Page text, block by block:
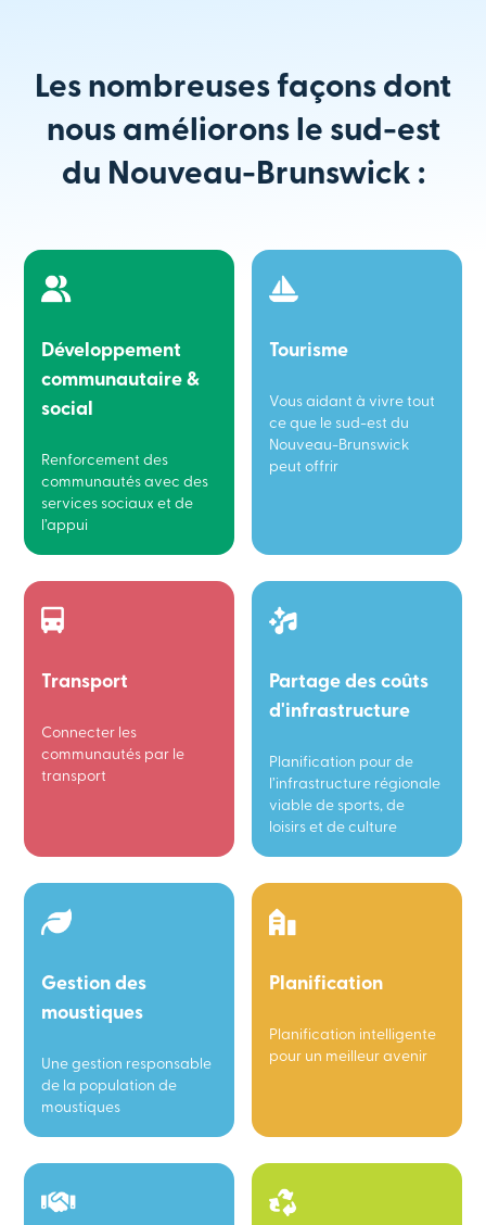
Les nombreuses façons dont
nous améliorons le sud-est
du Nouveau-Brunswick :
Développement
communautaire &
social
Renforcement des
communautés avec des
services sociaux et de
l’appui
Tourisme
Vous aidant à vivre tout
ce que le sud-est du
Nouveau-Brunswick
peut offrir
Transport
Connecter les
communautés par le
transport
Partage des coûts
d'infrastructure
Planification pour de
l’infrastructure régionale
viable de sports, de
loisirs et de culture
Gestion des
moustiques
Une gestion responsable
de la population de
moustiques
Planification
Planification intelligente
pour un meilleur avenir